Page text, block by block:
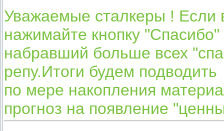
Уважаемые сталкеры ! Если
нажимайте кнопку
набравший больше всех
репу.Итоги будем подводить
по мере накопления
прогноз на появление